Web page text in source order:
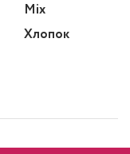
Mix
Хлопок